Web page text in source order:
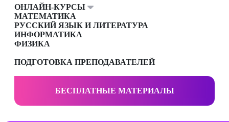
ОНЛАЙН-КУРСЫ
МАТЕМАТИКА
РУССКИЙ ЯЗЫК И ЛИТЕРАТУРА
ИНФОРМАТИКА
ФИЗИКА
ПОДГОТОВКА ПРЕПОДАВАТЕЛЕЙ
БЕСПЛАТНЫЕ МАТЕРИАЛЫ